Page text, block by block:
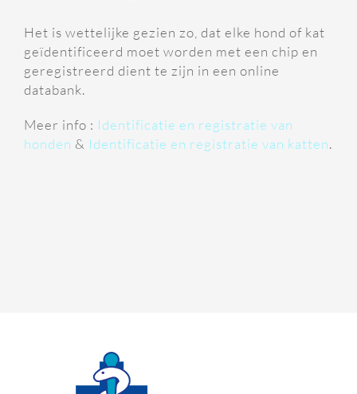
Het is wettelijke gezien zo, dat elke hond of kat
geïdentificeerd moet worden met een chip en
geregistreerd dient te zijn in een online
databank.
Meer info : Identificatie en registratie van
honden & Identificatie en registratie van katten.